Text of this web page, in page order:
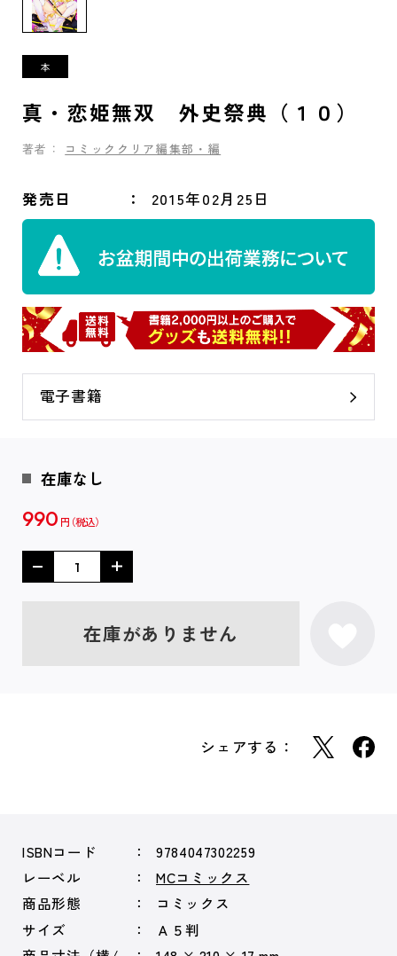
真・恋姫無双 外史祭典（１０）
著者： コミッククリア編集部・編
発売日 2015年02月25日
電子書籍
在庫なし
990 円
在庫がありません
シェアする：
ISBNコード
9784047302259
レーベル
MCコミックス
商品形態
コミックス
サイズ
Ａ５判